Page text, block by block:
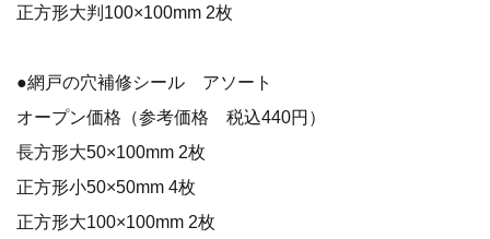
正方形大判100×100mm 2枚
●網戸の穴補修シール アソート
オープン価格（参考価格 税込440円）
長方形大50×100mm 2枚
正方形小50×50mm 4枚
正方形大100×100mm 2枚